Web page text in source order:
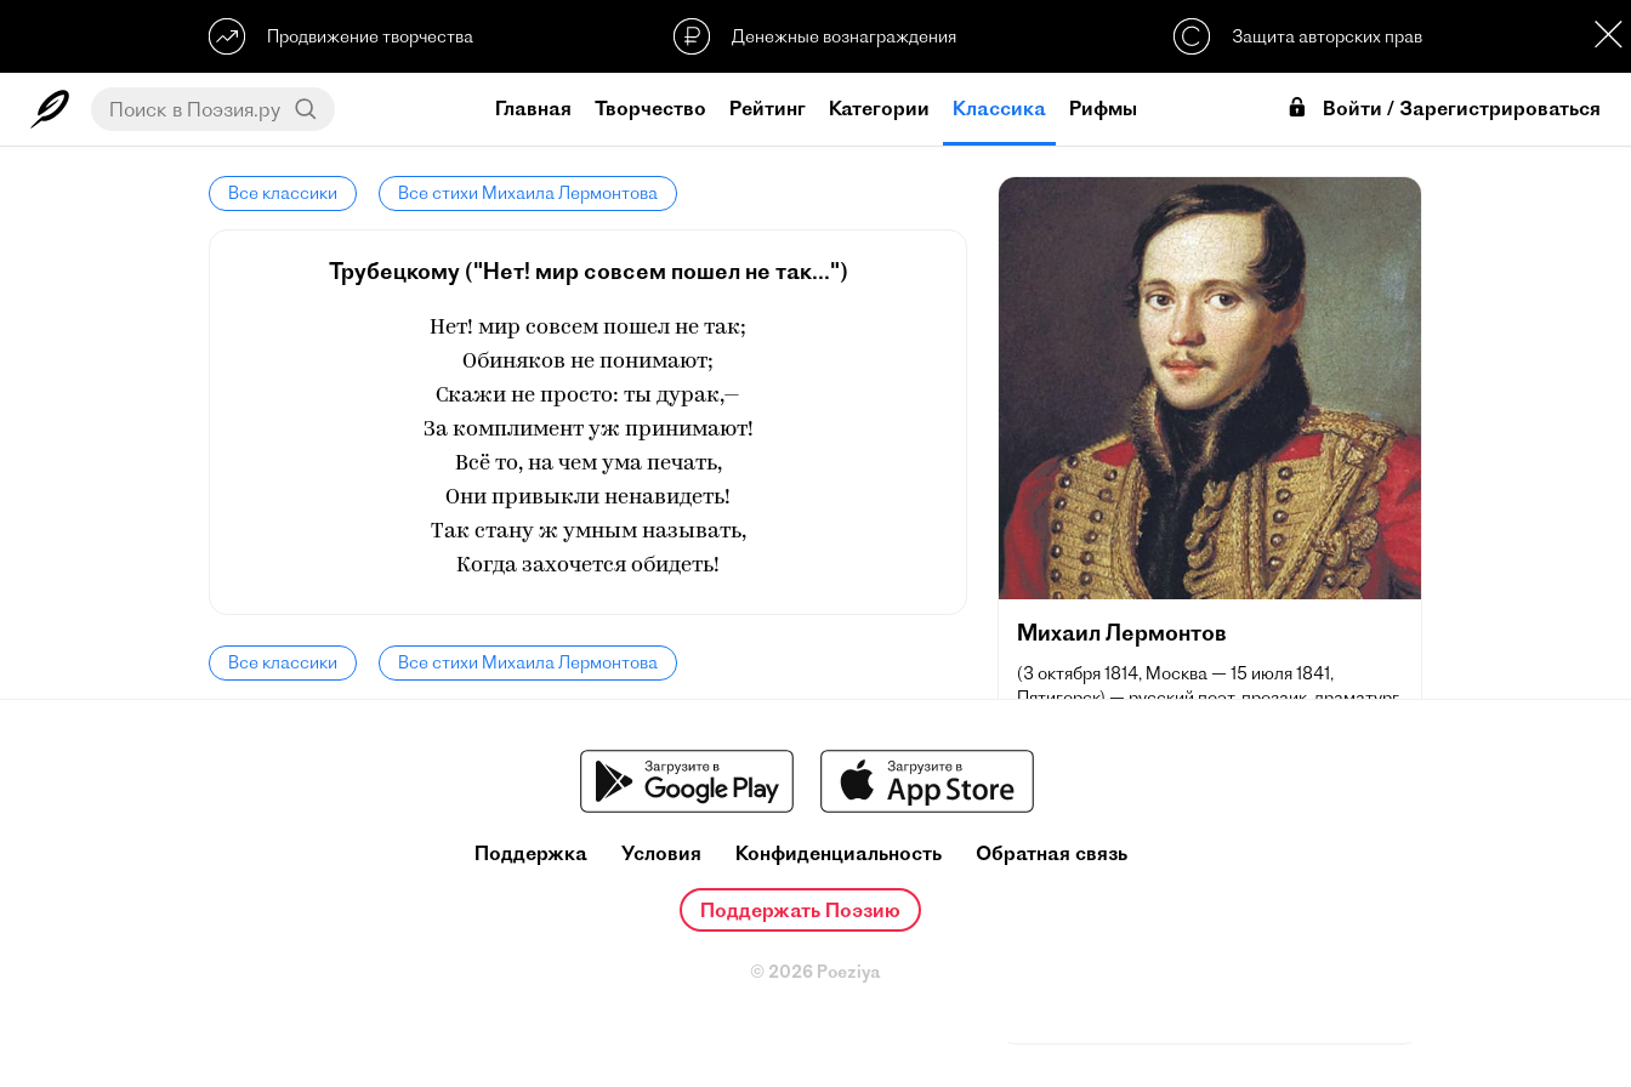
Продвижение творчества Денежные вознаграждения Защита авторских прав
Главная Творчество Рейтинг Категории Классика Рифмы Войти / Зарегистрироваться
Все классики Все стихи Михаила Лермонтова
Трубецкому ("Нет! мир совсем пошел не так...")
Нет! мир совсем пошел не так;
Обиняков не понимают;
Скажи не просто: ты дурак,—
За комплимент уж принимают!
Всё то, на чем ума печать,
Они привыкли ненавидеть!
Так стану ж умным называть,
Когда захочется обидеть!
Все классики Все стихи Михаила Лермонтова
Михаил Лермонтов
(3 октября 1814, Москва — 15 июля 1841,
Пятигорск) — русский поэт, прозаик, драматург,
сочетаются гражданские, философские и
общества, ознаменовало собой новый расцвет
влияние на виднейших русских писателей и
Поддержка Условия Конфиденциальность Обратная связь
Поддержать Поэзию
© 2026 Poeziya